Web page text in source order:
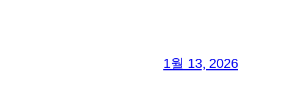
1월 13, 2026